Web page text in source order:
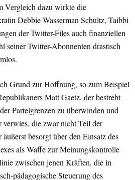
Vergleich dazu wirkte die
Debbie Wasserman Schultz, Taibbi
der Twitter-Files auch finanziellen
seiner Twitter-Abonnenten drastisch
Grund zur Hoffnung, so zum Beispiel
Matt Gaetz, der bestrebt
Parteigrenzen zu überwinden und
die zwar nicht Teil der
besorgt über den Einsatz des
als Waffe zur Meinungskontrolle
zwischen jenen Kräften, die in
pädagogische Steuerung des